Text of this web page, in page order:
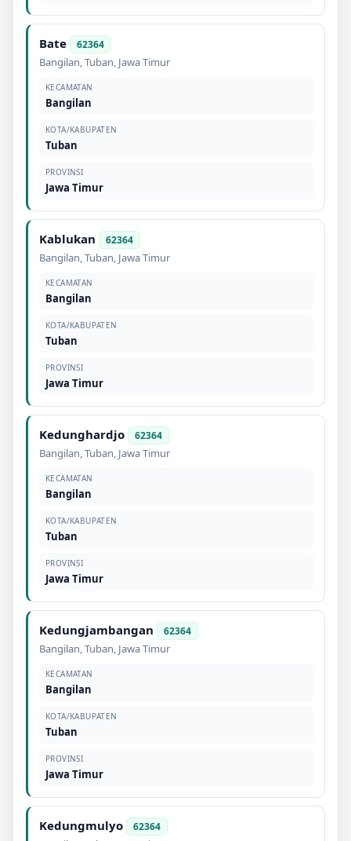
Bate 62364
Bangilan,Tuban, Jawa Timur
KECAMATAN
Bangilan
KOTA/KABUPATEN
Tuban
PROVINSI
Jawa Timur
Kablukan 62364
Bangilan,Tuban, Jawa Timur
KECAMATAN
Bangilan
KOTA/KABUPATEN
Tuban
PROVINSI
Jawa Timur
Kedunghardjo 62364
Bangilan,Tuban, Jawa Timur
KECAMATAN
Bangilan
KOTA/KABUPATEN
Tuban
PROVINSI
Jawa Timur
Kedungjambangan 62364
Bangilan,Tuban, Jawa Timur
KECAMATAN
Bangilan
KOTA/KABUPATEN
Tuban
PROVINSI
Jawa Timur
Kedungmulyo 62364